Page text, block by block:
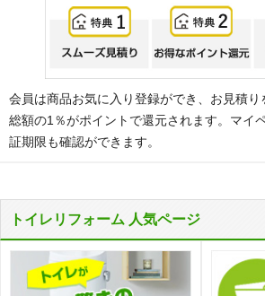
会員は商品お気に入り登録ができ、お見積り
総額の1％がポイントで還元されます。マイ
証期限も確認ができます。
トイレリフォーム 人気ページ